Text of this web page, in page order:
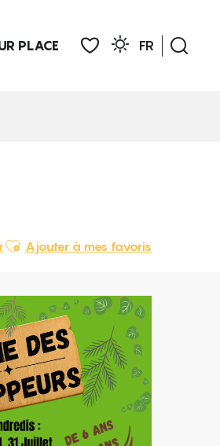
PLACE
FR
Ajouter aux favoris
Ajouter à mes favoris